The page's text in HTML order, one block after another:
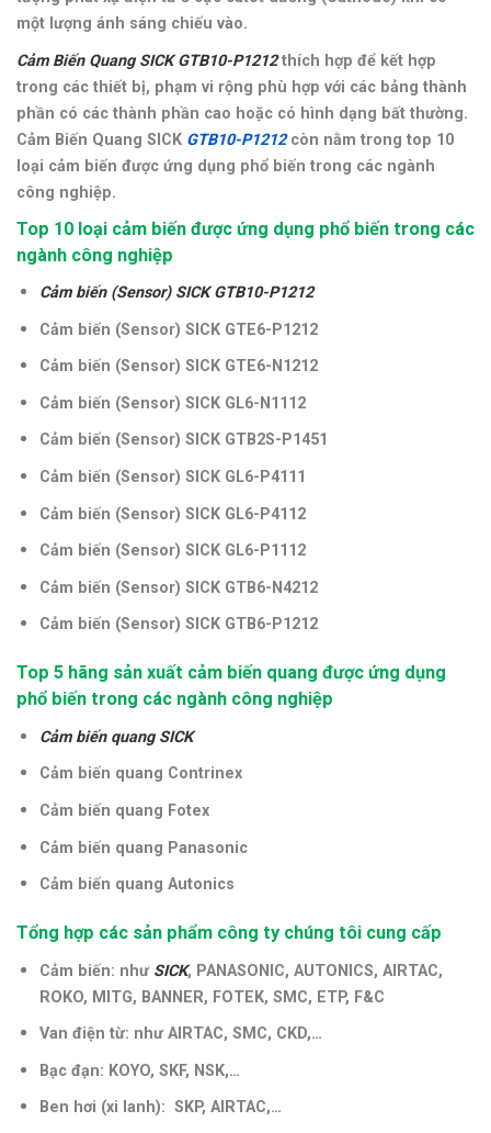
một lượng ánh sáng chiếu vào.
Cảm Biến Quang SICK GTB10-P1212thích hợp để kết hợp
trong các thiết bị, phạm vi rộng phù hợp với các bảng thành
phần có các thành phần cao hoặc có hình dạng bất thường.
Cảm Biến Quang SICK GTB10-P1212còn nằm trong top 10
loại cảm biến được ứng dụng phổ biến trong các ngành
công nghiệp.
Top 10 loại cảm biến được ứng dụng phổ biến trong các
ngành công nghiệp
Cảm biến (Sensor) SICK GTB10-P1212
Cảm biến (Sensor) SICK GTE6-P1212
Cảm biến (Sensor) SICK GTE6-N1212
Cảm biến (Sensor) SICK GL6-N1112
Cảm biến (Sensor) SICK GTB2S-P1451
Cảm biến (Sensor) SICK GL6-P4111
Cảm biến (Sensor) SICK GL6-P4112
Cảm biến (Sensor) SICK GL6-P1112
Cảm biến (Sensor) SICK GTB6-N4212
Cảm biến (Sensor) SICK GTB6-P1212
Top 5 hãng sản xuất cảm biến quang được ứng dụng
phổ biến trong các ngành công nghiệp
Cảm biến quang SICK
Cảm biến quang Contrinex
Cảm biến quang Fotex
Cảm biến quang Panasonic
Cảm biến quang Autonics
Tổng hợp các sản phẩm công ty chúng tôi cung cấp
Cảm biến: như SICK, PANASONIC, AUTONICS, AIRTAC,
ROKO, MITG, BANNER, FOTEK, SMC, ETP, F&C
Van điện từ: như AIRTAC, SMC, CKD,…
Bạc đạn: KOYO, SKF, NSK,…
Ben hơi (xi lanh): SKP, AIRTAC,…